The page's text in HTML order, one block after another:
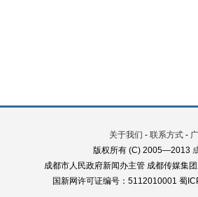
关于我们 - 联系方式 -
版权所有 (C) 2005—2013
成都市人民政府新闻办主管 成都传媒集
国新网许可证编号：5112010001 蜀